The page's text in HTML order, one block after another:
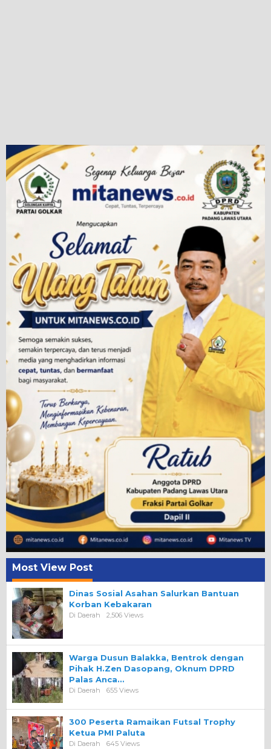
Most View Post
Dinas Sosial Asahan Salurkan Bantuan
Korban Kebakaran
Di Daerah 2,506 Views
Warga Dusun Balakka, Bentrok dengan
Pihak H.Zen Dasopang, Oknum DPRD
Palas Anca…
Di Daerah 655 Views
300 Peserta Ramaikan Futsal Trophy
Ketua PMI Paluta
Di Daerah 645 Views